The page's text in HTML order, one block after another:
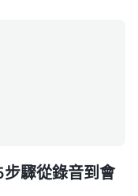
驟從錄音到會